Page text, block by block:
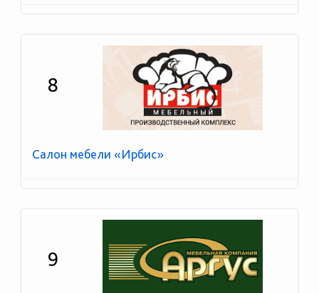
8
Салон мебели «Ирбис»
9